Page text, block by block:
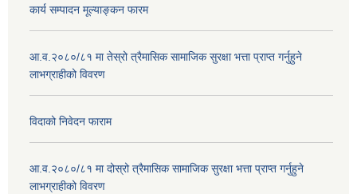
कार्य सम्पादन मूल्याङ्कन फारम
आ.व.२०८०/८१ मा तेस्रो त्रैमासिक सामाजिक सुरक्षा भत्ता प्राप्त गर्नुहुने
लाभग्राहीको विवरण
विदाको निवेदन फाराम
आ.व.२०८०/८१ मा दोस्रो त्रैमासिक सामाजिक सुरक्षा भत्ता प्राप्त गर्नुहुने
लाभग्राहीको विवरण